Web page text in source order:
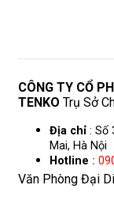
CÔNG TY CỔ
TENKO Trụ Sở
Địa chỉ : Số
Mai, Hà Nội
Hotline :
Văn Phòng Đại